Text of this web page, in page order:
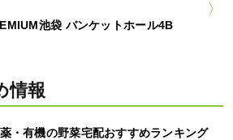
池袋 バンケットホール4B
情報
・有機の野菜宅配おすすめランキング